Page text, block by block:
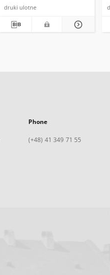
druki ulotne
Phone
(+48) 41 349 71 55